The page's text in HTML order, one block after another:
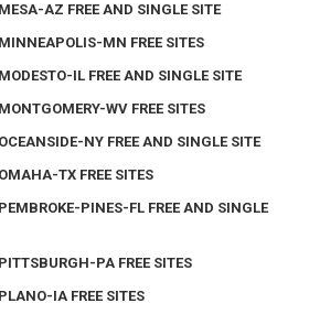
AZ FREE AND SINGLE SITE
MN FREE SITES
IL FREE AND SINGLE SITE
WV FREE SITES
NY FREE AND SINGLE SITE
TX FREE SITES
PINES-FL FREE AND SINGLE
PA FREE SITES
IA FREE SITES